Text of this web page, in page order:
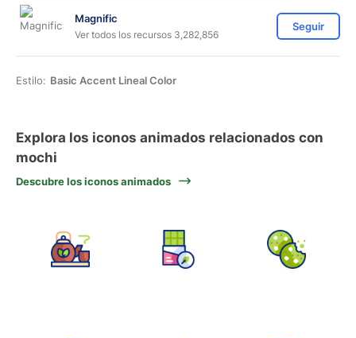
Magnific
Ver todos los recursos 3,282,856
Seguir
Estilo: Basic Accent Lineal Color
Explora los iconos animados relacionados con
mochi
Descubre los iconos animados